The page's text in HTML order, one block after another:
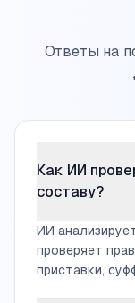
Ответы на
Как ИИ
составу?
ИИ
проверяет
приставки,